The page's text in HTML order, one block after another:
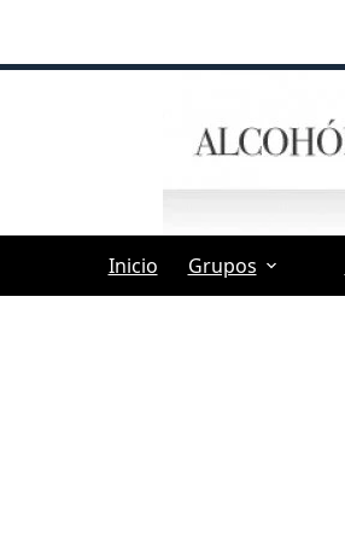
content
Inicio Grupos